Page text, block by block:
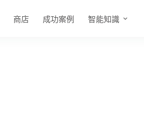
商店 成功案例 智能知識